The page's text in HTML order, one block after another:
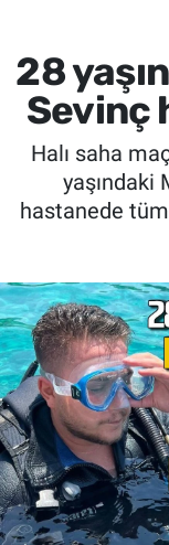
28
Sevinç
Halı saha
yaşındaki
hastanede
SPOR
SAĞLIK